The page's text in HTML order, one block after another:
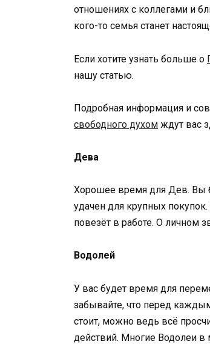
отношениях с коллегами и
кого-то семья станет
Если хотите узнать больше о
нашу статью.
Подробная информация и
свободного духом ждут вас
Дева
Хорошее время для Дев. Вы
удачен для крупных
повезёт в работе. О личном
Водолей
У вас будет время для
забывайте, что перед
стоит, можно ведь всё
действий. Многие Водолеи